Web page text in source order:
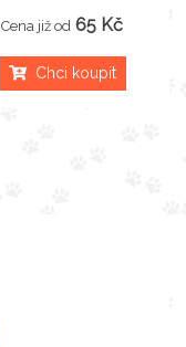
Cena již od 65 Kč
Chci koupit